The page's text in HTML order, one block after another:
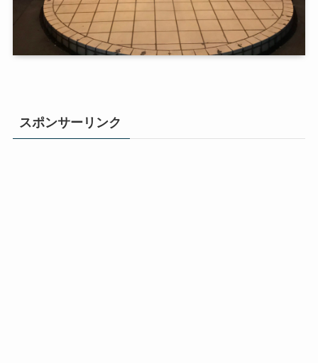
スポンサーリンク